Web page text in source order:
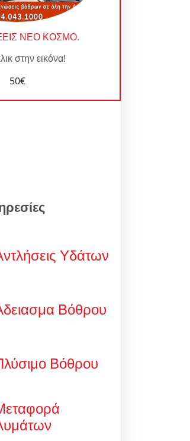
ΝΕΟ ΚΟΣΜΟ.
στην εικόνα!
50€
Υδάτων
Βόθρου
Βόθρου